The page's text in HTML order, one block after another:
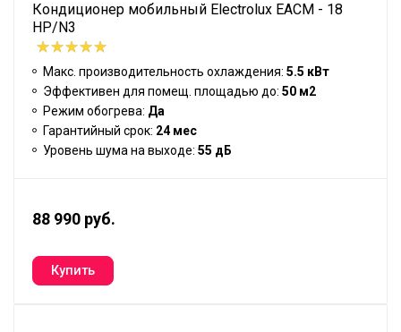
Кондиционер мобильный Electrolux EACM - 18
НP/N3
Макс. производительность охлаждения: 5.5 кВт
Эффективен для помещ. площадью до: 50 м2
Режим обогрева: Да
Гарантийный срок: 24 мес
Уровень шума на выходе: 55 дБ
88 990 руб.